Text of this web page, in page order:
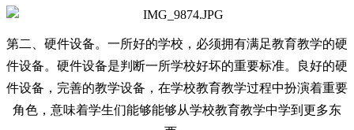
第二、硬件设备。一所好的学校，必须拥有满足教育教学的硬
件设备。硬件设备是判断一所学校好坏的重要标准。良好的硬
件设备，完善的教学设备，在学校教育教学过程中扮演着重要
角色，意味着学生们能够能够从学校教育教学中学到更多东